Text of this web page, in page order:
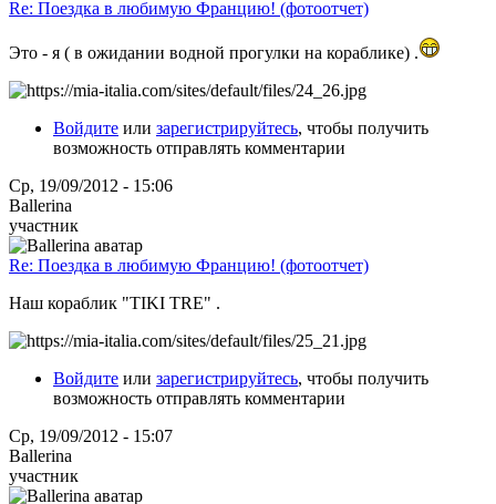
Re: Поездка в любимую Францию! (фотоотчет)
Это - я ( в ожидании водной прогулки на кораблике) .
Войдите или зарегистрируйтесь, чтобы получить
возможность отправлять комментарии
Ср, 19/09/2012 - 15:06
Ballerina
участник
Re: Поездка в любимую Францию! (фотоотчет)
Наш кораблик "TIKI TRE" .
Войдите или зарегистрируйтесь, чтобы получить
возможность отправлять комментарии
Ср, 19/09/2012 - 15:07
Ballerina
участник